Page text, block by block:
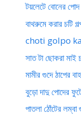
টয়লেটে বোনের পোদ
বাথরুমে করার চটি
choti golpo
সাত টা ছোকরা
মামীর গুদে ঠাপের
বুড়ো দাদু পোদের
পাতলা ঠোঁটের লম্বা